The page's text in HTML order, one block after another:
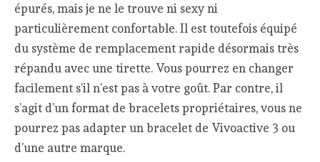
épurés, mais je ne le trouve ni sexy ni
particulièrement confortable. Il est toutefois équipé
du système de remplacement rapide désormais très
répandu avec une tirette. Vous pourrez en changer
facilement s’il n’est pas à votre goût. Par contre, il
s’agit d’un format de bracelets propriétaires, vous ne
pourrez pas adapter un bracelet de Vivoactive 3 ou
d’une autre marque.